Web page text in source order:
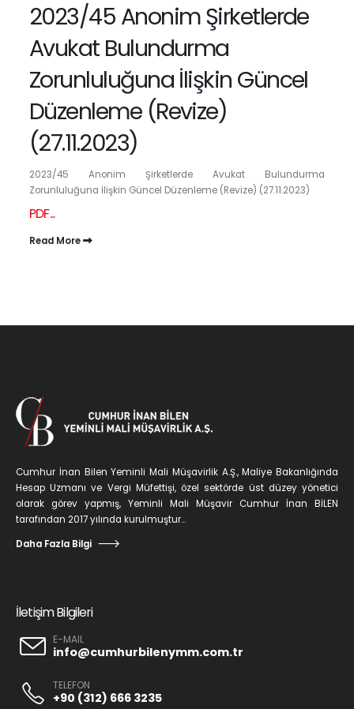
2023/45 Anonim Şirketlerde
Avukat Bulundurma
Zorunluluğuna İlişkin Güncel
Düzenleme (Revize)
(27.11.2023)
2023/45 Anonim Şirketlerde Avukat Bulundurma
Zorunluluğuna İlişkin Güncel Düzenleme (Revize) (27.11.2023)
PDF...
Read More
Cumhur İnan Bilen Yeminli Mali Müşavirlik A.Ş., Maliye Bakanlığında
Hesap Uzmanı ve Vergi Müfettişi, özel sektörde üst düzey yönetici
olarak görev yapmış, Yeminli Mali Müşavir Cumhur İnan BİLEN
tarafından 2017 yılında kurulmuştur...
Daha Fazla Bilgi
İletişim Bilgileri
E-MAIL
info@cumhurbilenymm.com.tr
TELEFON
+90 (312) 666 3235